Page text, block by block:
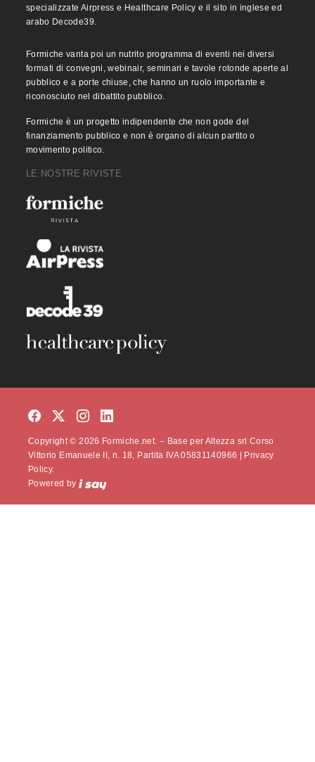
specializzate Airpress e Healthcare Policy e il sito in inglese ed
arabo Decode39.
Formiche vanta poi un nutrito programma di eventi nei diversi
formati di convegni, webinair, seminari e tavole rotonde aperte al
pubblico e a porte chiuse, che hanno un ruolo importante e
riconosciuto nel dibattito pubblico.
Formiche è un progetto indipendente che non gode del
finanziamento pubblico e non è organo di alcun partito o
movimento politico.
LE NOSTRE RIVISTE
Copyright © 2026 Formiche.net. – Base per Altezza srl Corso
Vittorio Emanuele II, n. 18, Partita IVA 05831140966 |
Privacy
Policy.
Powered by